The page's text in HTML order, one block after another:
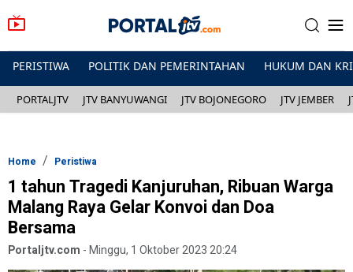
PERISTIWA POLITIK DAN PEMERINTAHAN HUKUM DAN
PORTALJTV JTV BANYUWANGI JTV BOJONEGORO JTV JEMBER
Home Peristiwa
1 tahun Tragedi Kanjuruhan, Ribuan Warga
Malang Raya Gelar Konvoi dan Doa
Bersama
Portaljtv.com -Minggu, 1 Oktober 2023 20:24